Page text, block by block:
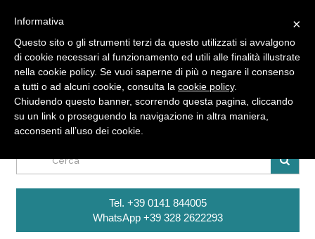
Sei Già Registrato ? Entra
CARRELLO
Tel. +39 0141 844005
WhatsApp +39 328 2622293
×
Informativa
Questo sito o gli strumenti terzi da questo utilizzati si avvalgono
di cookie necessari al funzionamento ed utili alle finalità illustrate
nella cookie policy. Se vuoi saperne di più o negare il consenso
a tutti o ad alcuni cookie, consulta la cookie policy.
Chiudendo questo banner, scorrendo questa pagina, cliccando
su un link o proseguendo la navigazione in altra maniera,
acconsenti all’uso dei cookie.